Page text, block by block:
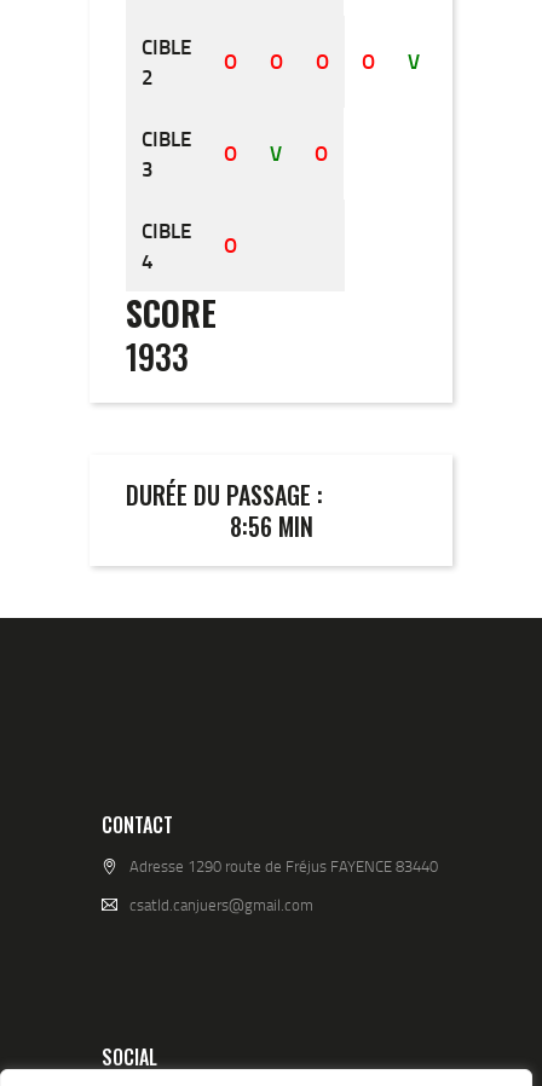
CIBLE
2
O O O O V
CIBLE
3
O V O
CIBLE
4
O
SCORE
1933
DURÉE DU PASSAGE :
8:56 MIN
CONTACT
Adresse 1290 route de Fréjus FAYENCE 83440
csatld.canjuers@gmail.com
SOCIAL